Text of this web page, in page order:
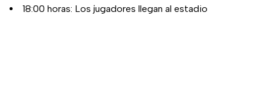
18:00 horas: Los jugadores llegan al estadio